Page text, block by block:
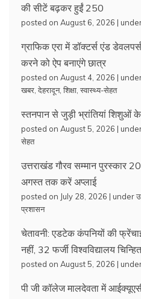
की सीटें बढ़कर हुईं 250
posted on August 6, 2026 |
ग्राफिक एरा में डॉक्टर्स एंड
करने को ऐप बनाएंगे छात्र
posted on August 4, 2026 |
खबर देहरादून, शिक्षा स्वास्थ्य-सेहत
स्तनपान से जुड़ी भ्रांतियां शिशुओं
posted on August 5, 2026 |
सेहत
उत्तराखंड गौरव सम्मान
अगस्त तक करें अप्लाई
posted on July 28, 2026 | under
प्रशासन
चेतावनी: एडटेक कंपनियों की
नहीं, 32 फर्जी विश्वविद्यालय चिन्हित
posted on August 5, 2026 |
पी जी कॉलेज मालदेवता में